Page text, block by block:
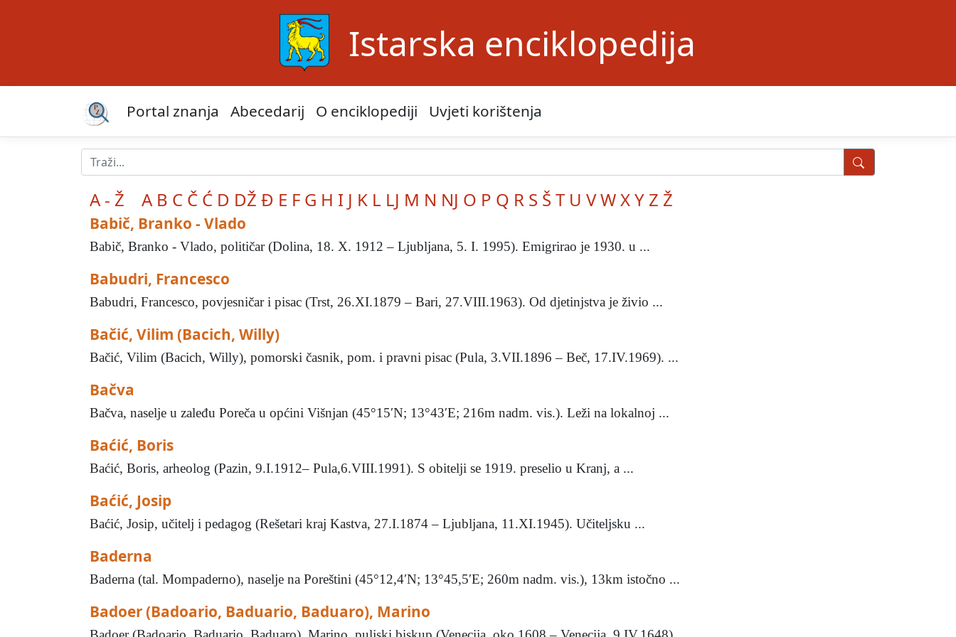
Istarska enciklopedija
Portal znanja Abecedarij O enciklopediji Uvjeti korištenja
A - Ž A B C Č Ć D DŽ Đ E F G H I J K L LJ M N NJ O P Q R S Š T U VWXY Z Ž
Babič, Branko - Vlado
Babič, Branko - Vlado, političar (Dolina, 18. X. 1912 – Ljubljana, 5. I. 1995). Emigrirao je 1930. u ...
Babudri, Francesco
Babudri, Francesco, povjesničar i pisac (Trst, 26.XI.1879 – Bari, 27.VIII.1963). Od djetinjstva je živio ...
Bačić, Vilim (Bacich, Willy)
Bačić, Vilim (Bacich, Willy), pomorski časnik, pom. i pravni pisac (Pula, 3.VII.1896 – Beč, 17.IV.1969). ...
Bačva
Bačva, naselje u zaleđu Poreča u općini Višnjan (45°15′N; 13°43′E; 216m nadm. vis.). Leži na lokalnoj ...
Baćić, Boris
Baćić, Boris, arheolog (Pazin, 9.I.1912– Pula,6.VIII.1991). S obitelji se 1919. preselio u Kranj, a ...
Baćić, Josip
Baćić, Josip, učitelj i pedagog (Rešetari kraj Kastva, 27.I.1874 – Ljubljana, 11.XI.1945). Učiteljsku ...
Baderna
Baderna (tal. Mompaderno), naselje na Poreštini (45°12,4′N; 13°45,5′E; 260m nadm. vis.), 13km istočno ...
Badoer (Badoario, Baduario, Baduaro), Marino